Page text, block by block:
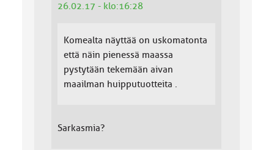
26.02.17 - klo:16:28
Komealta näyttää on uskomatonta
että näin pienessä maassa
pystytään tekemään aivan
maailman huipputuotteita .
Sarkasmia?